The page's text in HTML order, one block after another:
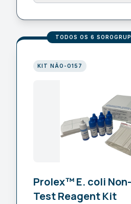
TODOS OS 6
KIT NÃO-O157
Prolex™ E. coli
Test Reagent Kit